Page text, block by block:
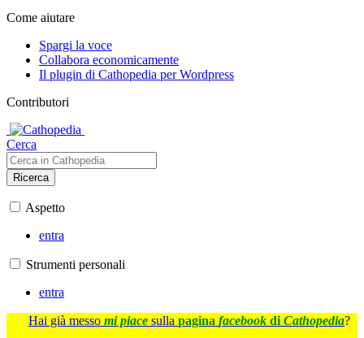
Come aiutare
Spargi la voce
Collabora economicamente
Il plugin di Cathopedia per Wordpress
Contributori
Cerca
Ricerca
Aspetto
entra
Strumenti personali
entra
Hai già messo mi piace sulla pagina facebook di Cathopedia?